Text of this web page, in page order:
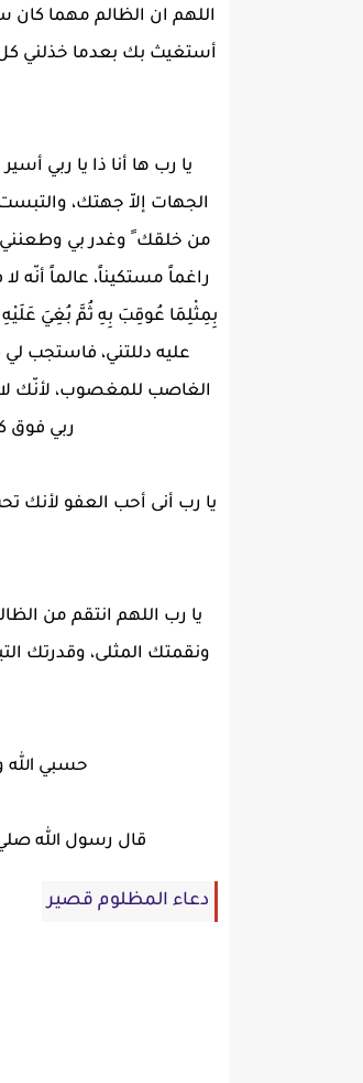
اللهم ان الظالم مهما كان
أستغيث بك بعدما خذلني
يا رب ها أنا ذا يا ربي
الجهات إلاّ جهتك،
من خلقك ً وغدر بي وطعنني
راغماً مستكيناً، عالماً
بِمِثْلِمَا عُوقِبَ بِهِ ثُمَّ بُغِيَ
عليه دللتني، فاستجب
الغاصب للمغصوب، لأنّك ﻻ
ربي فوق
يا رب أنى أحب العفو لأنك
يا رب اللهم انتقم من
ونقمتك المثلى، وقدرتك
حسبي الله
قال رسول الله
دعاء المظلوم قصير